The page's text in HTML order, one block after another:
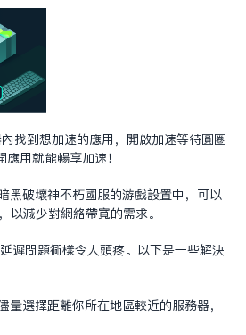
找到想加速的应用，开启加速等待圆圈
用就能畅享加速！
黑破坏神不朽国服的游戏设置中，可以
以减少对网络带宽的需求。
迟问题同样令人头疼。以下是一些解决
量选择距离你所在地区较近的服务器，